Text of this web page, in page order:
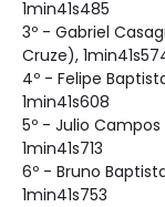
1min41s485
3º - Gabriel
Cruze),
4º - Felipe
1min41s608
5º - Julio
1min41s713
6º - Bruno
1min41s753